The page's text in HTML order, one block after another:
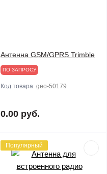
Антенна GSM/GPRS Trimble
ПО ЗАПРОСУ
Код товара: geo-50179
0.00 руб.
Популярный